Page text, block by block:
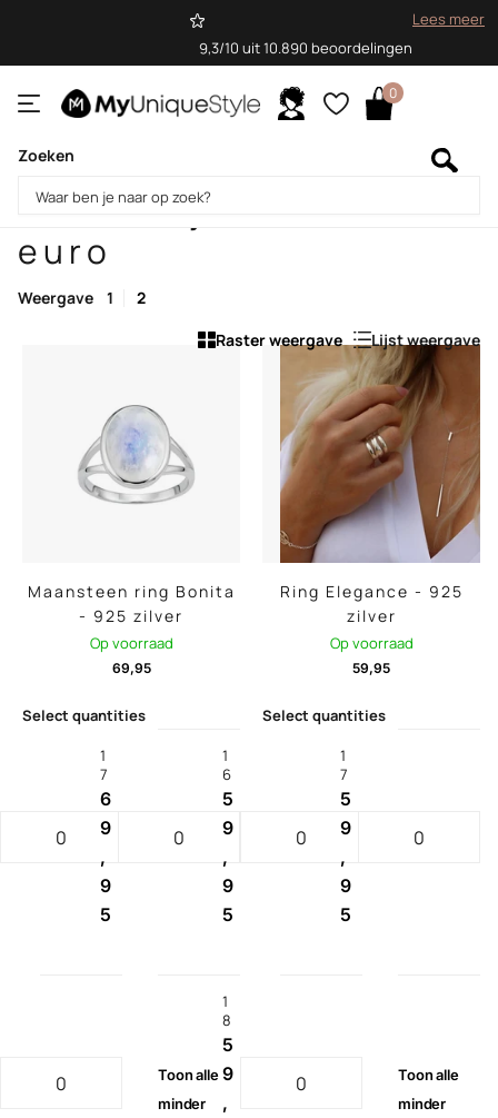
9,3/10 uit 10.890 beoordelingen
Lees meer
Zoeken
0
Homepage
Cadeautjes tot 100
euro
Weergave 1
2
Raster weergave
Lijst weergave
Maansteen ring Bonita
- 925 zilver
Op voorraad
69,95
Select quantities
1
7
6
9
,
9
5
Toonalle
minder
Ring Elegance - 925
zilver
Op voorraad
59,95
Select quantities
1
6
5
9
,
9
5
1
7
5
9
,
9
5
1
8
5
9
,
Toonalle
minder